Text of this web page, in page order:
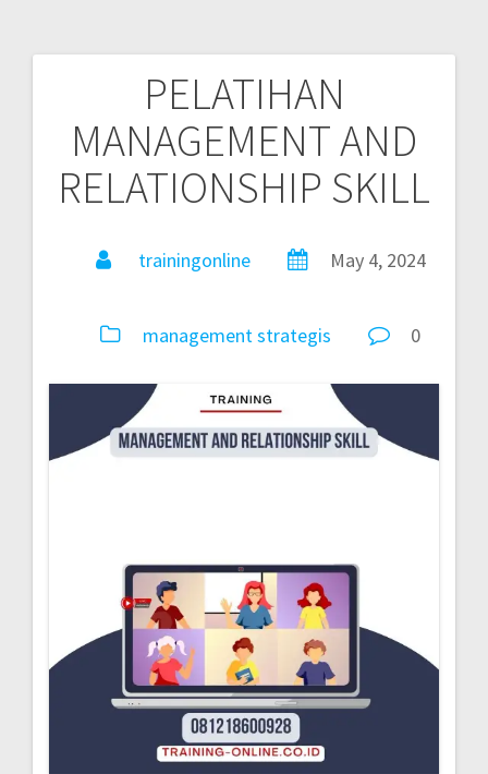
PELATIHAN
MANAGEMENT AND
RELATIONSHIP SKILL
trainingonline May 4, 2024
managementstrategis 0